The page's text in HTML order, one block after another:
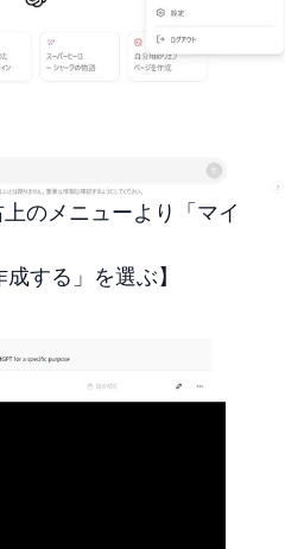
のメニューより「マイ
する」を選ぶ】